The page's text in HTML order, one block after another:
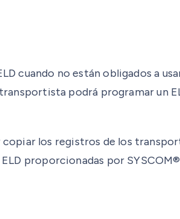
cuando no están obligados a
podrá programar un
los registros de los
proporcionadas por